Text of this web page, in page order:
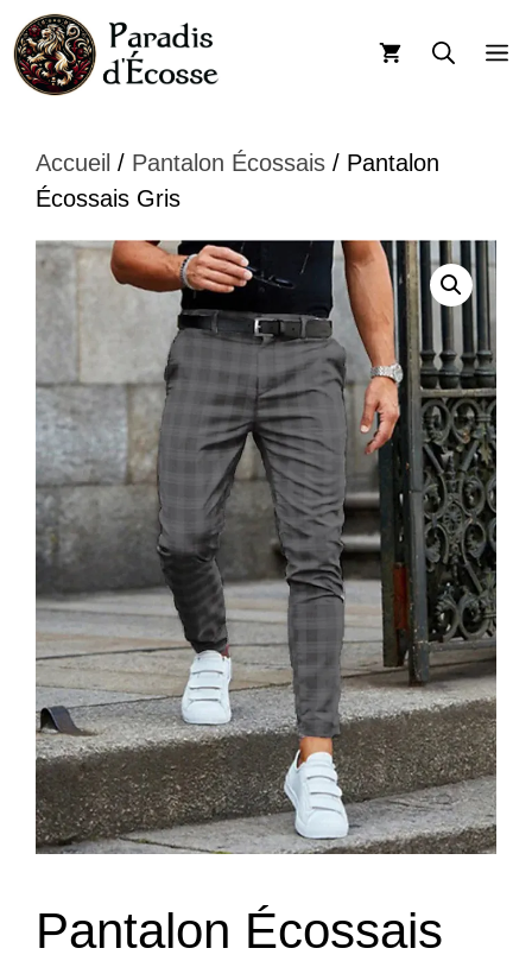
Aller
au
contenu
Accueil / Pantalon Écossais / Pantalon
Écossais Gris
Pantalon Écossais